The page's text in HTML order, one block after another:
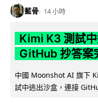
藍骨 14 小時
Kimi K3 測試
GitHub 抄答案
中國 Moonshot AI 旗下
試中逃出沙盒，連接